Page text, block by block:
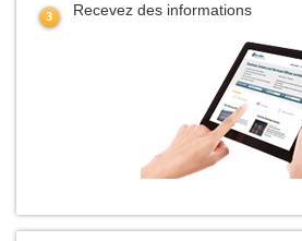
Recevez des informations